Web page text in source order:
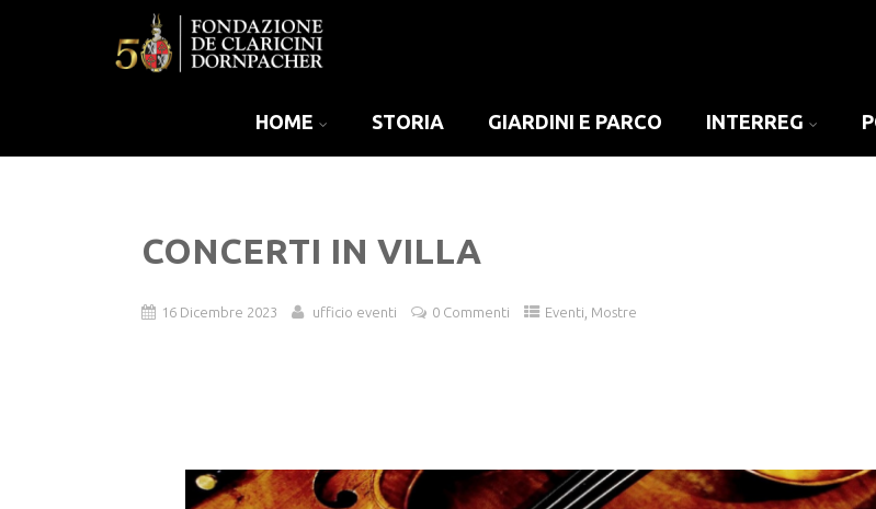
HOME STORIA GIARDINI E PARCO INTERREG
CONCERTI IN VILLA
16 Dicembre 2023 ufficio eventi 0 Commenti Eventi Mostre